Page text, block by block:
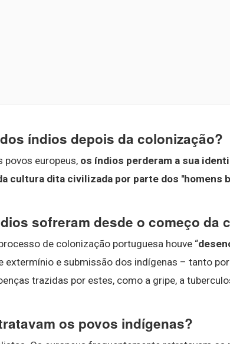
índios depois da colonização?
povos europeus, os índios perderam a sua
cultura dita civilizada por parte dos ''homens
sofreram desde o começo da
de colonização portuguesa houve “
extermínio e submissão dos indígenas – tanto
trazidas por estes, como a gripe, a
os povos indígenas?